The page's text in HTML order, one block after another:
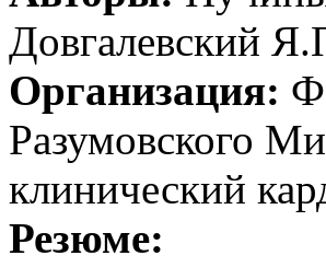
Довгалевский
Организация:
Разумовского
клинический
Резюме: